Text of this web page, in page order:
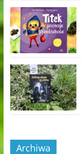
Archiwa